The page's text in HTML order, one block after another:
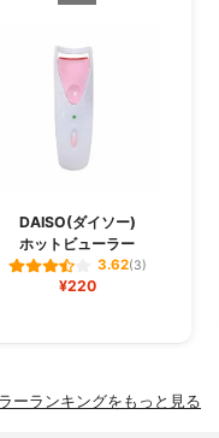
DAISO(ダイソー)
ホットビューラー
3.62(3)
¥220
ーランキングをもっと見る